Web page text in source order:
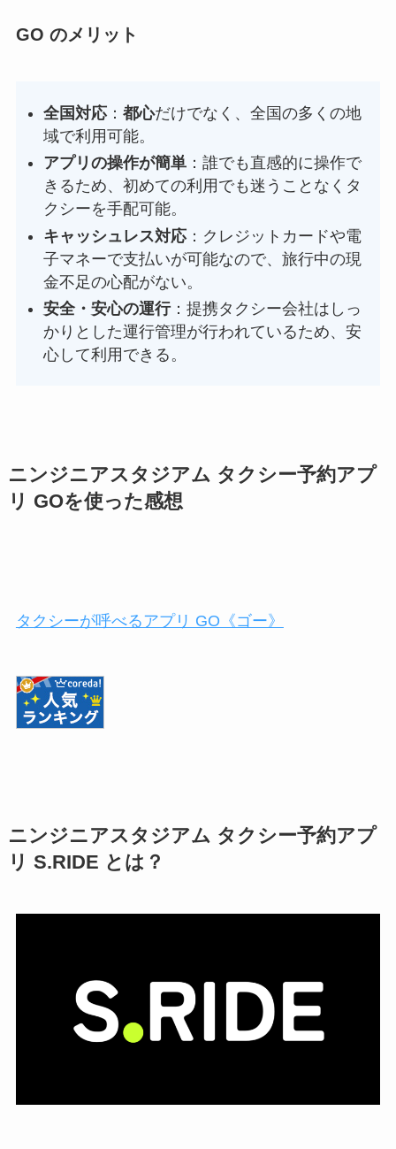
GO のメリット
全国対応：都心だけでなく、全国の多くの地
域で利用可能。
アプリの操作が簡単 ：誰でも直感的に操作で
きるため、初めての利用でも迷うことなくタ
クシーを手配可能。
キャッシュレス対応：クレジットカードや電
子マネーで支払いが可能なので、旅行中の現
金不足の心配がない。
安全・安心の運行：提携タクシー会社はしっ
かりとした運行管理が行われているため、安
心して利用できる。
ニンジニアスタジアム タクシー予約アプ
リ GOを使った感想
タクシーが呼べるアプリ GO《ゴー》
ニンジニアスタジアム タクシー予約アプ
リ S.RIDE とは？